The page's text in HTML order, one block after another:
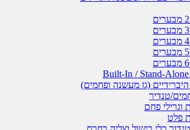
היברידיים (גז מעשנה ופחמים)
טנדיר
וגרילי פחם
פלט